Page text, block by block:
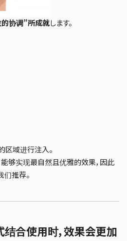
协调”所成就します。
区域进行注入。
够实现最自然且优雅的效果，因此
们推荐。
合使用时，效果会更加